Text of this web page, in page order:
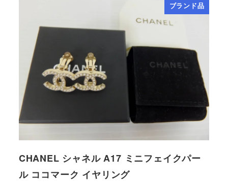
ブランド品
CHANEL シャネル A17 ミニフェイクパー
ル ココマーク イヤリング